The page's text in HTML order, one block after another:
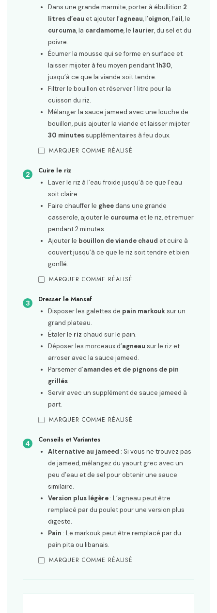
Dans une grande marmite, porter à ébullition 2
litres d’eau et ajouter l’agneau, l’oignon, l’ail, le
curcuma, la cardamome, le laurier, du sel et du
poivre.
Écumer la mousse qui se forme en surface et
laisser mijoter à feu moyen pendant1h30,
jusqu’à ce que la viande soit tendre.
Filtrer le bouillon et réserver 1 litre pour la
cuisson du riz.
Mélanger la sauce jameed avec une louche de
bouillon, puis ajouter la viande et laisser mijoter
30 minutessupplémentaires à feu doux.
MARQUER COMME RÉALISÉ
Cuire le riz
Laver le riz à l’eau froide jusqu’à ce que l’eau
soit claire.
Faire chauffer le gheedans une grande
casserole, ajouter le curcuma et le riz, et remuer
pendant 2 minutes.
Ajouter le bouillon de viande chaud et cuire à
couvert jusqu’à ce que le riz soit tendre et bien
gonflé.
MARQUER COMME RÉALISÉ
Dresser le Mansaf
Disposer les galettes de pain markouksur un
grand plateau.
Étaler le riz chaud sur le pain.
Déposer les morceaux d’agneau sur le riz et
arroser avec la sauce jameed.
Parsemer d’amandes et de pignons de pin
grillés.
Servir avec un supplément de sauce jameed à
part.
MARQUER COMME RÉALISÉ
Conseils et Variantes
Alternative au jameed : Si vous ne trouvez pas
de jameed, mélangez du yaourt grec avec un
peu d’eau et de sel pour obtenir une sauce
similaire.
Version plus légère : L’agneau peut être
remplacé par du poulet pour une version plus
digeste.
Pain : Le markouk peut être remplacé par du
pain pita ou libanais.
MARQUER COMME RÉALISÉ